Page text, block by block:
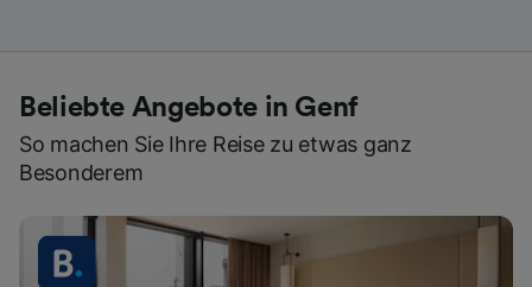
Beliebte Angebote in Genf
So machen Sie Ihre Reise zu etwas ganz
Besonderem